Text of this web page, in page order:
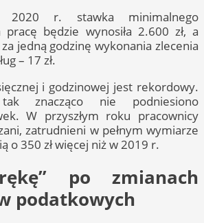
r. stawka minimalnego
pracę będzie wynosiła 2.600 zł, a
jedną godzinę wykonania zlecenia
– 17 zł.
i godzinowej jest rekordowy.
znacząco nie podniesiono
W przyszłym roku pracownicy
zatrudnieni w pełnym wymiarze
o 350 zł więcej niż w 2019 r.
po zmianach
podatkowych